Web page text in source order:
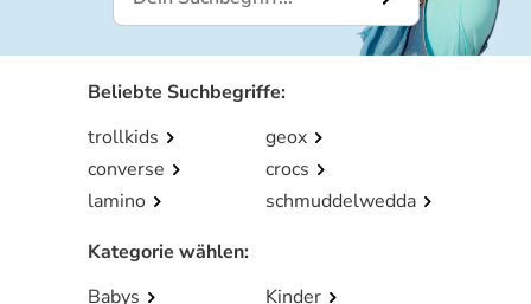
Beliebte Suchbegriffe:
trollkids
geox
converse
crocs
lamino
schmuddelwedda
Kategorie wählen:
Babys
Kinder